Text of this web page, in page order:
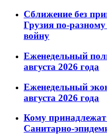
Сближение без
Грузия по-
войну
Еженедельный
августа 2026 года
Еженедельный
августа 2026 года
Кому принадлежат
Санитарно-